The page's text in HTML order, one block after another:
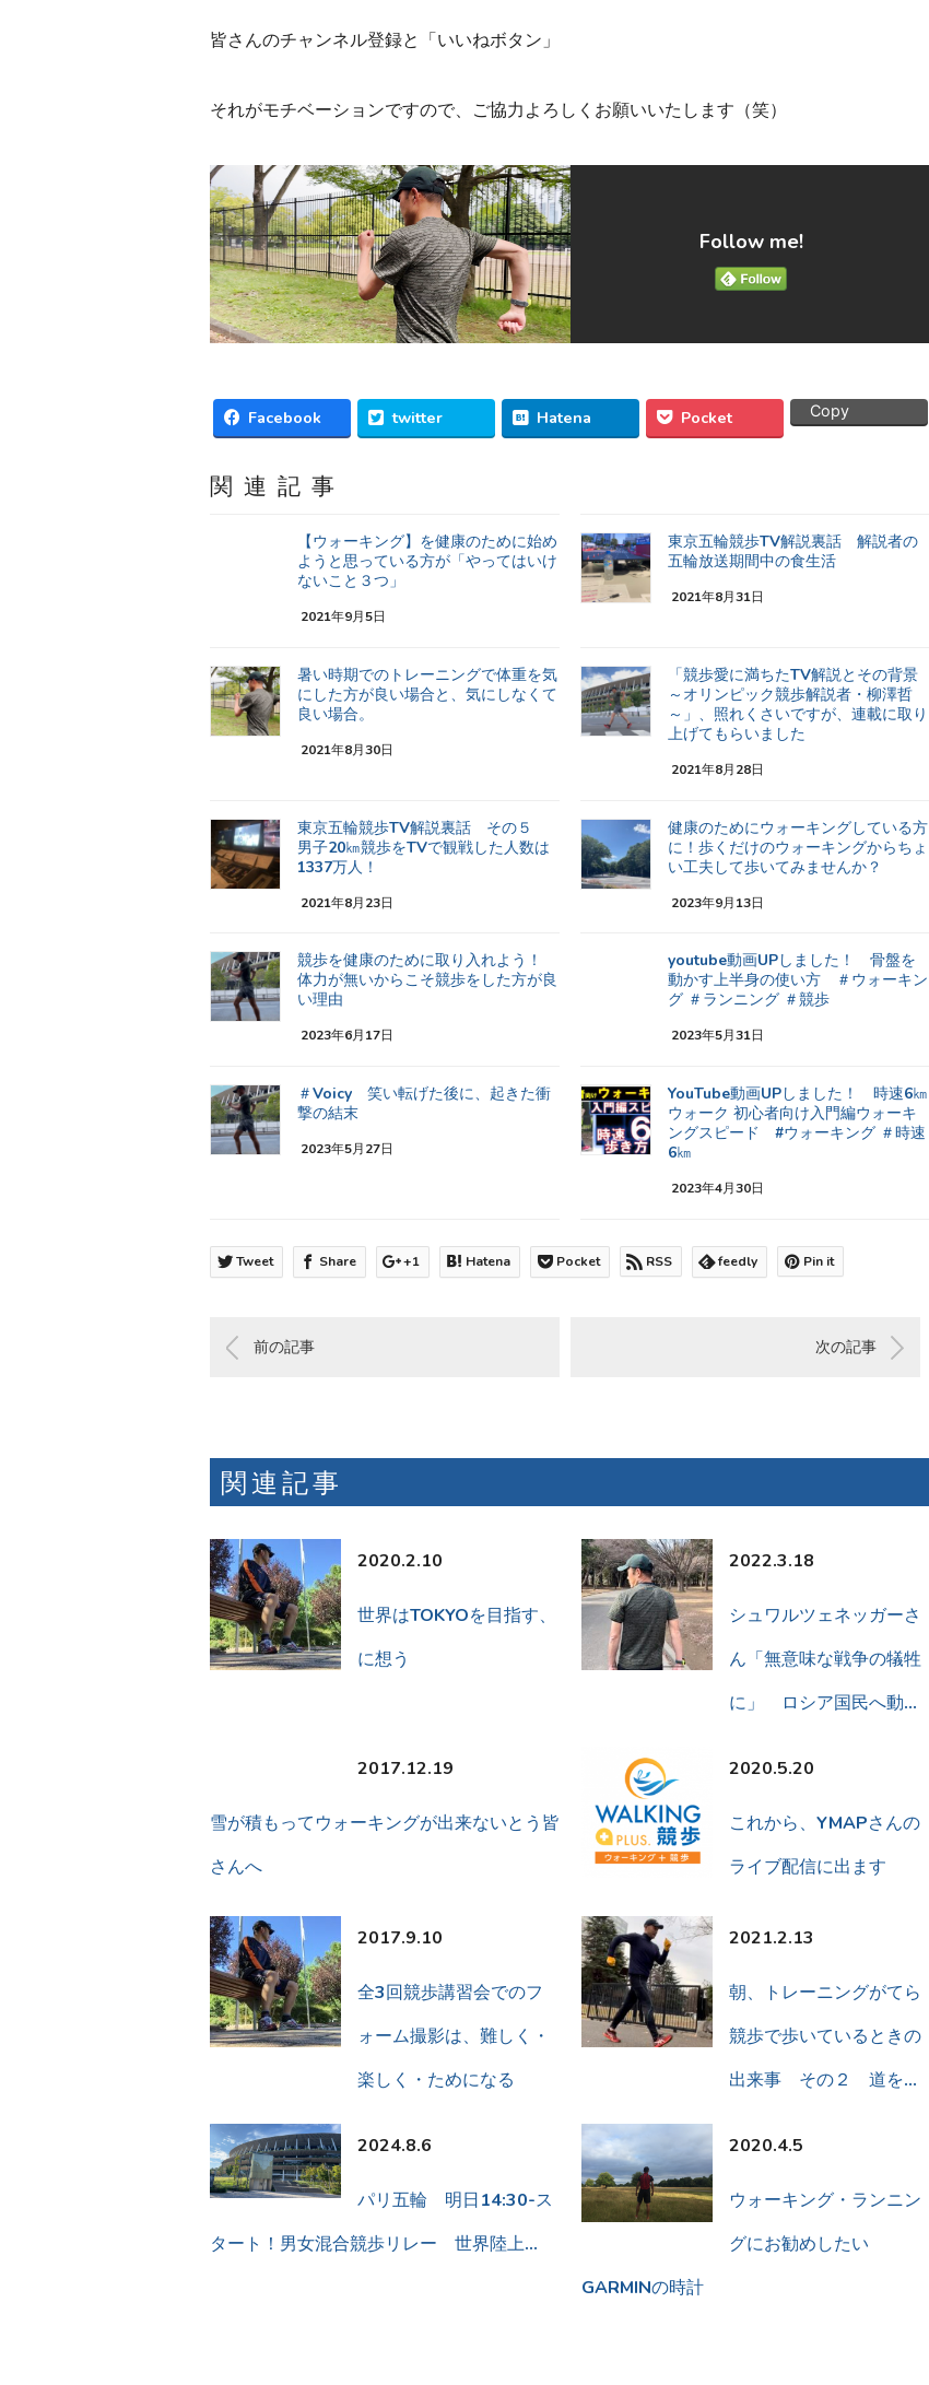
皆さんのチャンネル登録と「いいねボタン」
それがモチベーションですので、ご協力よろしくお願いいたします（笑）
Follow me!
Facebook twitter Hatena Pocket Copy
関連記事
【ウォーキング】を健康のために始め
ようと思っている方が「やってはいけ
ないこと３つ」
2021年9月5日
東京五輪競歩TV解説裏話 解説者の
五輪放送期間中の食生活
2021年8月31日
暑い時期でのトレーニングで体重を気
にした方が良い場合と、気にしなくて
良い場合。
2021年8月30日
「競歩愛に満ちたTV解説とその背景
～オリンピック競歩解説者・柳澤哲
～」、照れくさいですが、連載に取り
上げてもらいました
2021年8月28日
東京五輪競歩TV解説裏話 その５
男子20㎞競歩をTVで観戦した人数は
1337万人！
2021年8月23日
健康のためにウォーキングしている方
に！歩くだけのウォーキングからちょ
い工夫して歩いてみませんか？
2023年9月13日
競歩を健康のために取り入れよう！
体力が無いからこそ競歩をした方が良
い理由
2023年6月17日
youtube動画UPしました！ 骨盤を
動かす上半身の使い方 ＃ウォーキン
グ ＃ランニング ＃競歩
2023年5月31日
＃Voicy 笑い転げた後に、起きた衝
撃の結末
2023年5月27日
YouTube動画UPしました！ 時速6㎞
ウォーク 初心者向け入門編ウォーキ
ングスピード #ウォーキング ＃時速
6㎞
2023年4月30日
Tweet Share +1 Hatena Pocket RSS feedly Pin it
前の記事 次の記事
関連記事
2020.2.10
世界はTOKYOを目指す、
に想う
2022.3.18
シュワルツェネッガーさ
ん「無意味な戦争の犠牲
に」 ロシア国民へ動…
2017.12.19
雪が積もってウォーキングが出来ないとう皆
さんへ
2020.5.20
これから、YMAPさんの
ライブ配信に出ます
2017.9.10
全3回競歩講習会でのフ
ォーム撮影は、難しく・
楽しく・ためになる
2021.2.13
朝、トレーニングがてら
競歩で歩いているときの
出来事 その２ 道を…
2024.8.6
パリ五輪 明日14:30-ス
タート！男女混合競歩リレー 世界陸上…
2020.4.5
ウォーキング・ランニン
グにお勧めしたい
GARMINの時計